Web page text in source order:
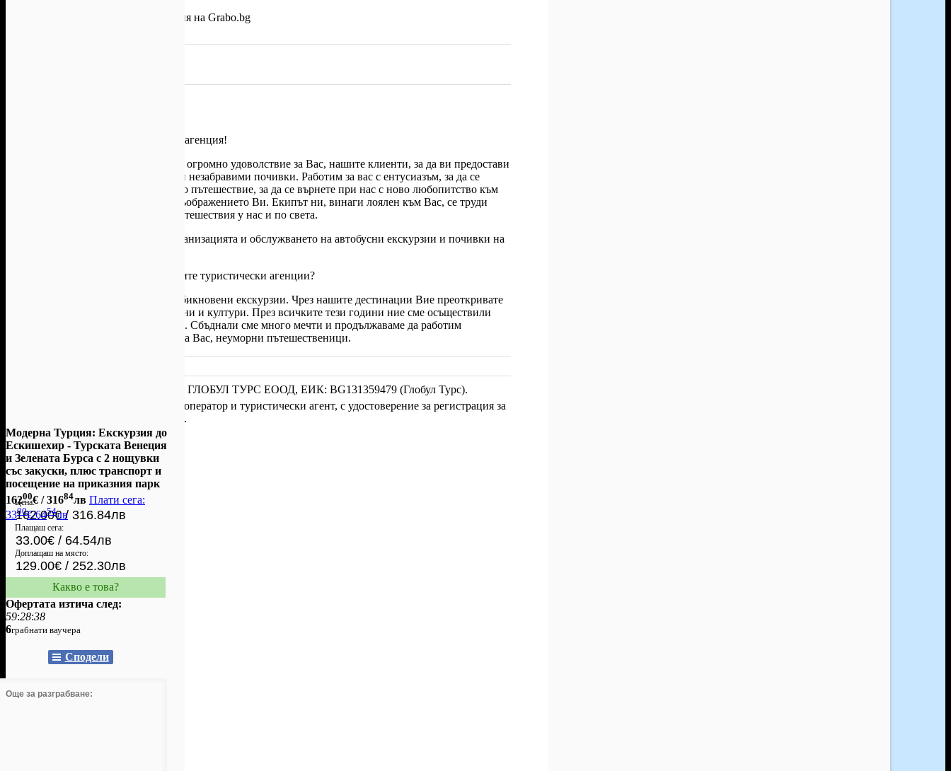
глобални условия на Grabo.bg
е Вашата туристическа агенция!
Повече от 15г. нашият екип работи с огромно удоволствие за Вас, нашите клиенти, за да ви предостави
интересни и вълнуващи пътувания и незабравими почивки. Работим за вас с ентусиазъм, за да се
чувствате доволни след края на всяко пътешествие, за да се върнете при нас с ново любопитство към
следващата дестинация, завладяла въображението Ви. Екипът ни, винаги лоялен към Вас, се труди
неуморно и с любов създава нови пътешествия у нас и по света.
Безспорно Глобул Турс е лидер в организацията и обслужването на автобусни екскурзии и почивки на
С какво сме по-различни от останалите туристически агенции?
Нашите оферти са нещо повече от обикновени екскурзии. Чрез нашите дестинации Вие преоткривате
Родината ни и опознавате нови страни и култури. През всичките тези години ние сме осъществили
хиляди пътувания у нас и в чужбина. Сбъднали сме много мечти и продължаваме да работим
професионално, с любов и с радост за Вас, неуморни пътешественици.
ГЛОБУЛ ТУРС ЕООД, ЕИК: BG131359479 (Глобул Турс).
"Грабо Медия" АД е лицензиран туроператор и туристически агент, с удостоверение за регистрация за
туристическа дейност № РК-01-6924.
Модерна Турция: Екскурзия до
Ескишехир - Турската Венеция
и Зелената Бурса с 2 нощувки
със закуски, плюс транспорт и
посещение на приказния парк
16200€ / 31684лв Плати сега:
3300€/6454лв
Цена:
162.00€ / 316.84лв
Плащаш сега:
33.00€ / 64.54лв
Доплащаш на място:
129.00€ / 252.30лв
Какво е това?
Офертата изтича след:
59:28:38
6грабнати ваучера
Сподели
Още за разграбване: